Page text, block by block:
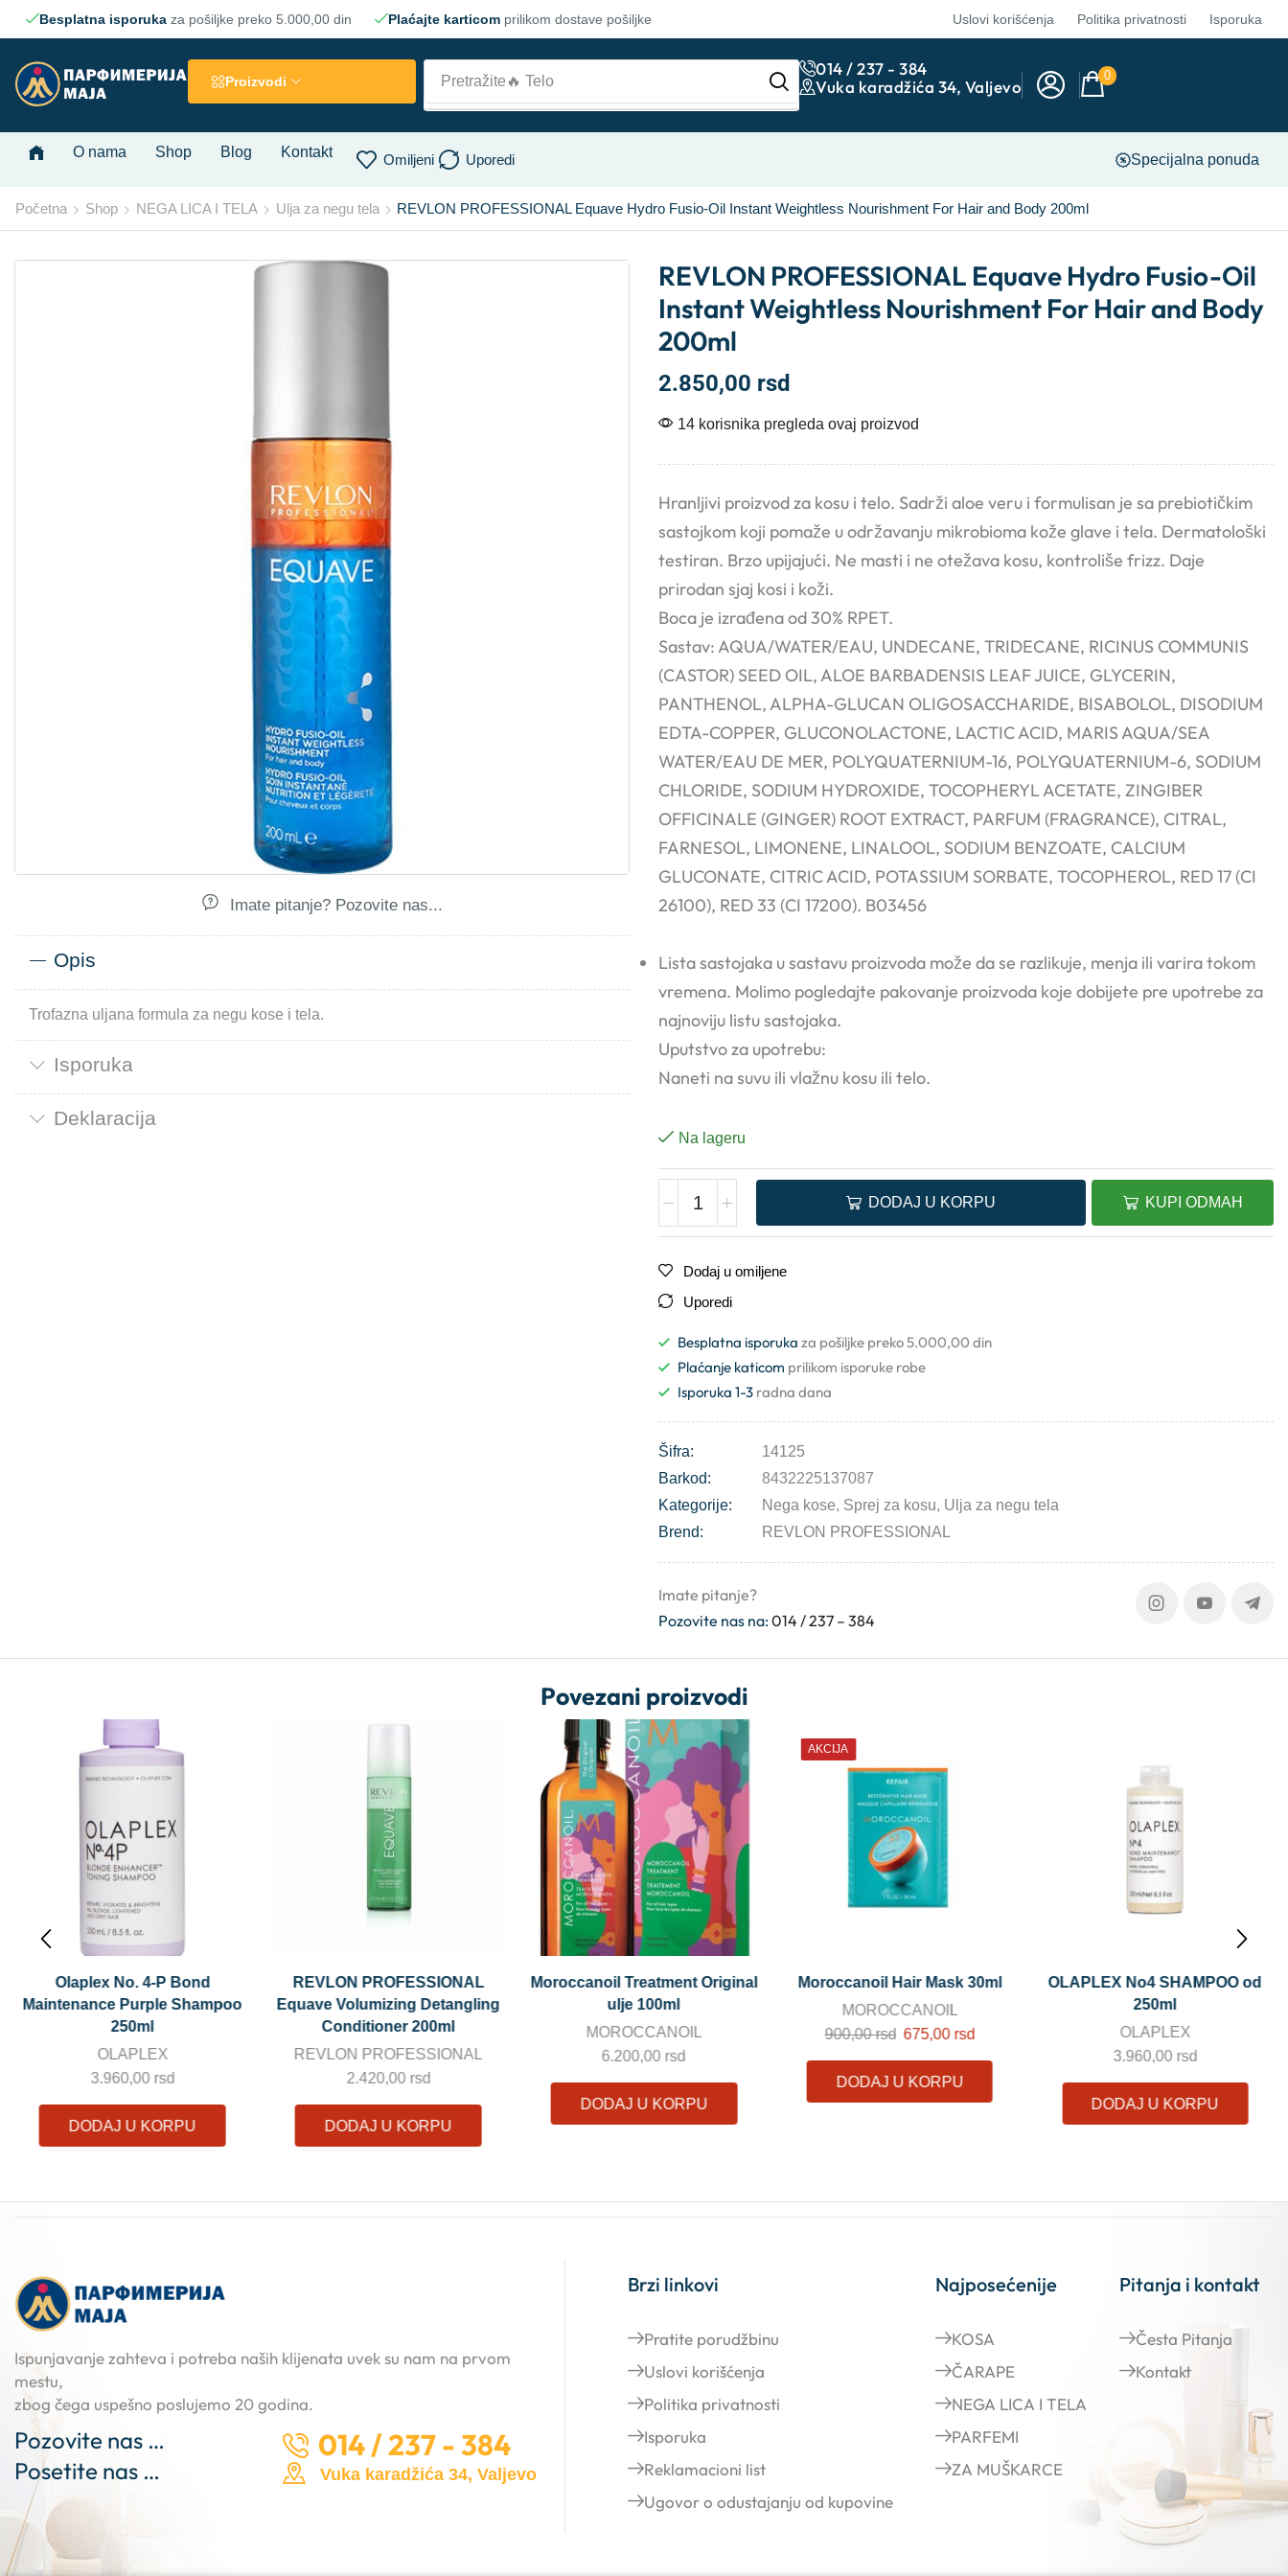
Besplatna isporuka za pošiljke preko 5.000,00 din Plaćajte karticom prilikom dostave pošiljke Uslovi korišćenja Politika privatnosti Isporuka
Proizvodi Pretražite 🔥 Lice
014 / 237 - 384
Vuka karadžića 34, Valjevo
0
O nama Shop Blog Kontakt Omiljeni Uporedi Specijalna ponuda
Početna Shop NEGA LICA I TELA Ulja za negu tela REVLON PROFESSIONAL Equave Hydro Fusio-Oil Instant Weightless Nourishment For Hair and Body 200ml
Imate pitanje? Pozovite nas...
Opis
Trofazna uljana formula za negu kose i tela.
Isporuka
Deklaracija
REVLON PROFESSIONAL Equave Hydro Fusio-Oil
Instant Weightless Nourishment For Hair and Body
200ml
2.850,00 rsd
14 korisnika pregleda ovaj proizvod
Hranljivi proizvod za kosu i telo. Sadrži aloe veru i formulisan je sa prebiotičkim
sastojkom koji pomaže u održavanju mikrobioma kože glave i tela. Dermatološki
testiran. Brzo upijajući. Ne masti i ne otežava kosu, kontroliše frizz. Daje
prirodan sjaj kosi i koži.
Boca je izrađena od 30% RPET.
Sastav: AQUA/WATER/EAU, UNDECANE, TRIDECANE, RICINUS COMMUNIS
(CASTOR) SEED OIL, ALOE BARBADENSIS LEAF JUICE, GLYCERIN,
PANTHENOL, ALPHA-GLUCAN OLIGOSACCHARIDE, BISABOLOL, DISODIUM
EDTA-COPPER, GLUCONOLACTONE, LACTIC ACID, MARIS AQUA/SEA
WATER/EAU DE MER, POLYQUATERNIUM-16, POLYQUATERNIUM-6, SODIUM
CHLORIDE, SODIUM HYDROXIDE, TOCOPHERYL ACETATE, ZINGIBER
OFFICINALE (GINGER) ROOT EXTRACT, PARFUM (FRAGRANCE), CITRAL,
FARNESOL, LIMONENE, LINALOOL, SODIUM BENZOATE, CALCIUM
GLUCONATE, CITRIC ACID, POTASSIUM SORBATE, TOCOPHEROL, RED 17 (CI
26100), RED 33 (CI 17200). B03456
Lista sastojaka u sastavu proizvoda može da se razlikuje, menja ili varira tokom
vremena. Molimo pogledajte pakovanje proizvoda koje dobijete pre upotrebe za
najnoviju listu sastojaka.
Uputstvo za upotrebu:
Naneti na suvu ili vlažnu kosu ili telo.
Na lageru
DODAJ U KORPU KUPI ODMAH
Dodaj u omiljene
Uporedi
Besplatna isporuka za pošiljke preko 5.000,00 din
Plaćanje katicom prilikom isporuke robe
Isporuka 1-3 radna dana
Šifra:
14125
Barkod:
8432225137087
Kategorije:
Nega kose, Sprej za kosu, Ulja za negu tela
Brend:
REVLON PROFESSIONAL
Imate pitanje?
Pozovite nas na:014 / 237 – 384
Povezani proizvodi
REVLON PROFESSIONAL
Equave Volumizing Detangling
Conditioner 200ml
REVLON PROFESSIONAL
2.420,00 rsd
DODAJ U KORPU
Moroccanoil Treatment Original
ulje 100ml
MOROCCANOIL
6.200,00rsd
DODAJ U KORPU
AKCIJA
Moroccanoil Hair Mask 30ml
MOROCCANOIL
900,00rsd 675,00rsd
DODAJ U KORPU
OLAPLEX No4 SHAMPOO od
250ml
OLAPLEX
DODAJ U KORPU
Olaplex No. 4-P Bond
Maintenance Purple Shampoo
250ml
OLAPLEX
DODAJ U KORPU
Ispunjavanje zahteva i potreba naših klijenata uvek su nam na prvom
mestu,
zbog čega uspešno poslujemo 20 godina.
Pozovite nas … 014 / 237 - 384
Posetite nas … Vuka karadžića 34, Valjevo
Brzi linkovi
Pratite porudžbinu
Uslovi korišćenja
Politika privatnosti
Isporuka
Reklamacioni list
Ugovor o odustajanju od kupovine
Najposećenije
KOSA
ČARAPE
NEGA LICA I TELA
PARFEMI
ZA MUŠKARCE
Pitanja i kontakt
Česta Pitanja
Kontakt